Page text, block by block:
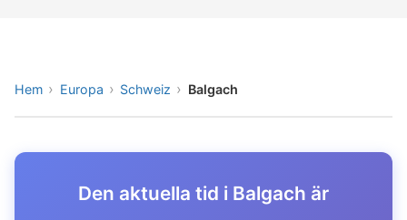
Hem Europa Schweiz Balgach
Den aktuella tid i Balgach är